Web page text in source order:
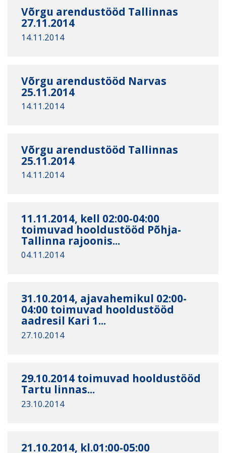
Võrgu arendustööd Tallinnas
27.11.2014
14.11.2014
Võrgu arendustööd Narvas
25.11.2014
14.11.2014
Võrgu arendustööd Tallinnas
25.11.2014
14.11.2014
11.11.2014, kell 02:00-04:00
toimuvad hooldustööd Põhja-
Tallinna rajoonis...
04.11.2014
31.10.2014, ajavahemikul 02:00-
04:00 toimuvad hooldustööd
aadresil Kari 1...
27.10.2014
29.10.2014 toimuvad hooldustööd
Tartu linnas...
23.10.2014
21.10.2014, kl.01:00-05:00